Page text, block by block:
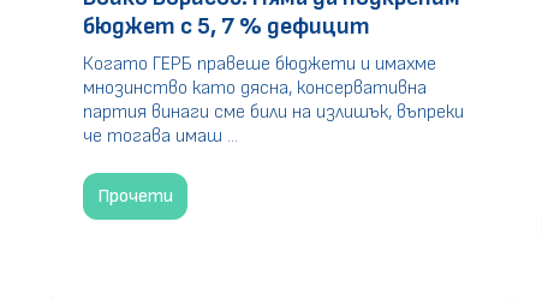
бюджет с 5, 7 % дефицит
Когато ГЕРБ правеше бюджети и имахме
мнозинство като дясна, консервативна
партия винаги сме били на излишък, въпреки
че тогава имаш ...
Прочети